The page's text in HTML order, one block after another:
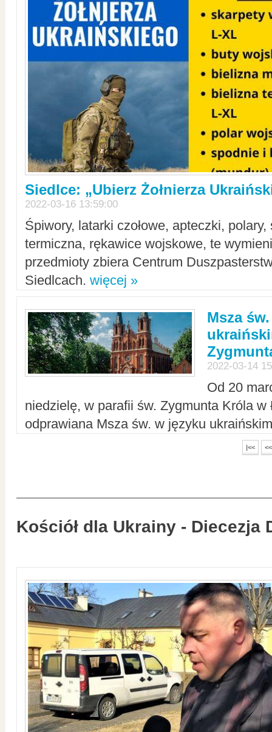
Siedlce: „Ubierz Żołnierza
2022-03-16 13:59:00
Śpiwory, latarki czołowe, apteczki,
termiczna, rękawice wojskowe, te
przedmioty zbiera Centrum
Siedlcach. więcej »
Msza
2022-03-14
Od 20
niedzielę, w parafii św. Zygmunta Króla w
odprawiana Msza św. w języku
|<< <<
Kościół dla Ukrainy - Diecezja